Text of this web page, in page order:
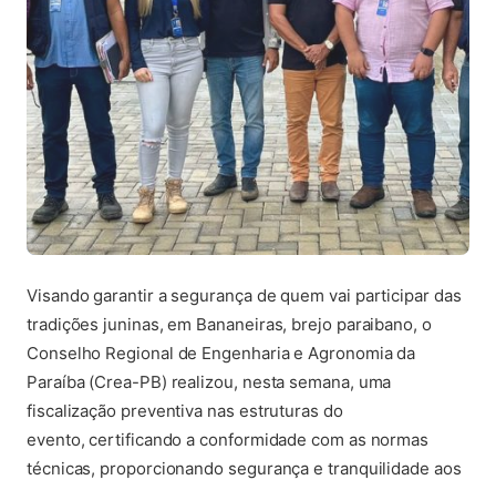
Visando garantir a segurança de quem vai participar das
tradições juninas, em Bananeiras, brejo paraibano, o
Conselho Regional de Engenharia e Agronomia da
Paraíba (Crea-PB) realizou, nesta semana, uma
fiscalização preventiva nas estruturas do
evento, certificando a conformidade com as normas
técnicas, proporcionando segurança e tranquilidade aos